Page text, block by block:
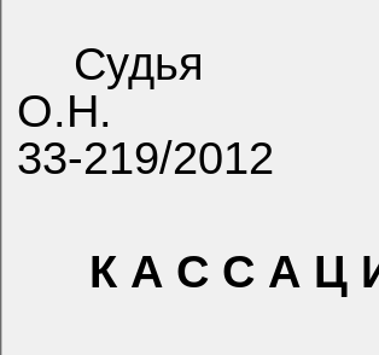
О.Н.
33-219/2012
К А С С А Ц